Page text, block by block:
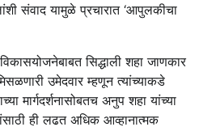
संवाद यामुळे प्रचारात ‘आपुलकीचा
सिद्धाली शहा जाणकार
उमेदवार म्हणून त्यांच्याकडे
मार्गदर्शनासोबतच अनुप शहा यांच्या
ही लढत अधिक आव्हानात्मक